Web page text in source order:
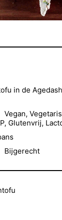
in de
Vegan,
, Glutenvrij,
Bijgerecht